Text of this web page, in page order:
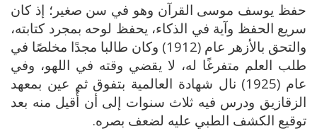
حفظ يوسف موسى القرآن وهو في سن صغير؛ إذ كان
سريع الحفظ وآية في الذكاء، يحفظ لوحه بمجرد كتابته،
والتحق بالأزهر عام (1912) وكان طالبا مجدًا مخلصًا في
طلب العلم متفرغًا له، لا يقضي وقته في اللهو، وفي
عام (1925) نال شهادة العالمية بتفوق ثم عين بمعهد
الزقازيق ودرس فيه ثلاث سنوات إلى أن أُقيل منه بعد
توقيع الكشف الطبي عليه لضعف بصره.